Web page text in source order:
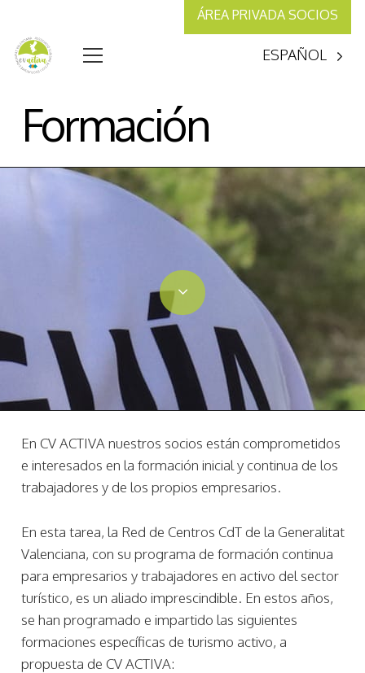
ÁREA PRIVADA SOCIOS
ESPAÑOL
Formación
En CV ACTIVA nuestros socios están comprometidos
e interesados en la formación inicial y continua de los
trabajadores y de los propios empresarios.
En esta tarea, la Red de Centros CdT de la Generalitat
Valenciana, con su programa de formación continua
para empresarios y trabajadores en activo del sector
turístico, es un aliado imprescindible. En estos años,
se han programado e impartido las siguientes
formaciones específicas de turismo activo, a
propuesta de CV ACTIVA: